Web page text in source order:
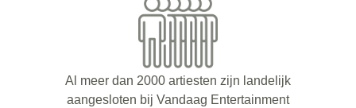
Al meer dan 2000 artiesten zijn landelijk
aangesloten bij Vandaag Entertainment